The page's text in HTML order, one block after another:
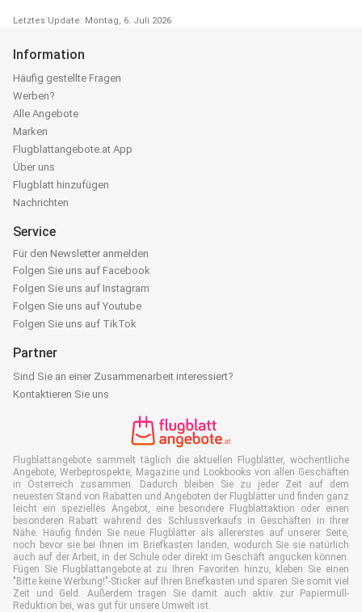
Letztes Update: Montag, 6. Juli 2026
Information
Häufig gestellte Fragen
Werben?
Alle Angebote
Marken
Flugblattangebote.at App
Über uns
Flugblatt hinzufügen
Nachrichten
Service
Für den Newsletter anmelden
Folgen Sie uns auf Facebook
Folgen Sie uns auf Instagram
Folgen Sie uns auf Youtube
Folgen Sie uns auf TikTok
Partner
Sind Sie an einer Zusammenarbeit interessiert?
Kontaktieren Sie uns
Flugblattangebote sammelt täglich die aktuellen Flugblätter, wöchentliche
Angebote, Werbeprospekte, Magazine und Lookbooks von allen Geschäften
in Österreich zusammen. Dadurch bleiben Sie zu jeder Zeit auf dem
neuesten Stand von Rabatten und Angeboten der Flugblätter und finden ganz
leicht ein spezielles Angebot, eine besondere Flugblattaktion oder einen
besonderen Rabatt während des Schlussverkaufs in Geschäften in Ihrer
Nähe. Häufig finden Sie neue Flugblätter als allererstes auf unserer Seite,
noch bevor sie bei Ihnen im Briefkasten landen, wodurch Sie sie natürlich
auch auf der Arbeit, in der Schule oder direkt im Geschäft angucken können.
Fügen Sie Flugblattangebote.at zu Ihren Favoriten hinzu, kleben Sie einen
"Bitte keine Werbung!"-Sticker auf Ihren Briefkasten und sparen Sie somit viel
Zeit und Geld. Außerdem tragen Sie damit auch aktiv zur Papiermüll-
Reduktion bei, was gut für unsere Umwelt ist.